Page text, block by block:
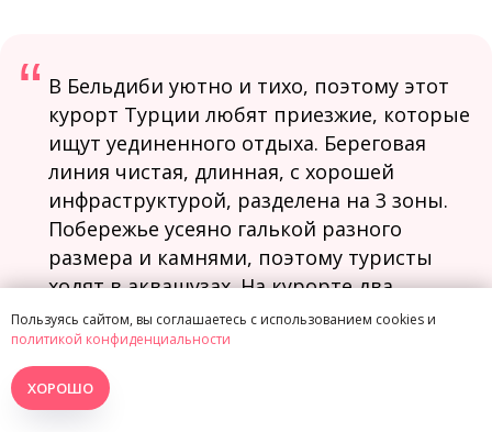
“ В Бельдиби уютно и тихо, поэтому этот
курорт Турции любят приезжие, которые
ищут уединенного отдыха. Береговая
линия чистая, длинная, с хорошей
инфраструктурой, разделена на 3 зоны.
Побережье усеяно галькой разного
размера и камнями, поэтому туристы
ходят в аквашузах. На курорте два
общественных пляжа, пара диких и
несколько участков, которые
принадлежат отелям. Последние
регулярно засыпают свои площадки
Пользуясь сайтом, вы соглашаетесь с использованием cookies и
политикой конфиденциальности
ХОРОШО